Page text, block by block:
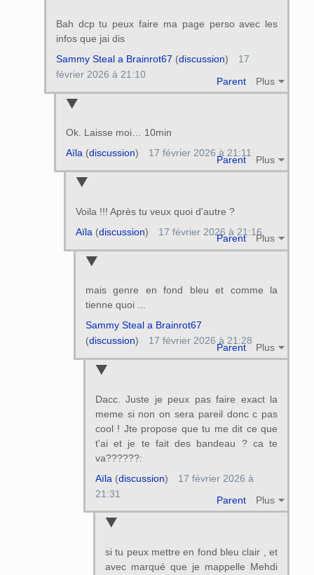
Bah dcp tu peux faire ma page perso avec les
infos que jai dis
Parent Plus
Sammy Steal a Brainrot67 (discussion)
17
février 2026 à 21:10
Ok. Laisse moi… 10min
Parent Plus
Aïla(discussion) 17 février 2026 à 21:11
Voila !!! Après tu veux quoi d'autre ?
Parent Plus
Aïla (discussion) 17 février 2026 à 21:16
mais genre en fond bleu et comme la
tienne quoi ...
Parent Plus
Sammy Steal a Brainrot67
(discussion) 17 février 2026 à 21:28
Dacc. Juste je peux pas faire exact la
meme si non on sera pareil donc c pas
cool ! Jte propose que tu me dit ce que
t'ai et je te fait des bandeau ? ca te
va??????:
Parent Plus
Aïla (discussion)
17 février 2026 à
21:31
si tu peux mettre en fond bleu clair , et
avec marqué que je mappelle Mehdi